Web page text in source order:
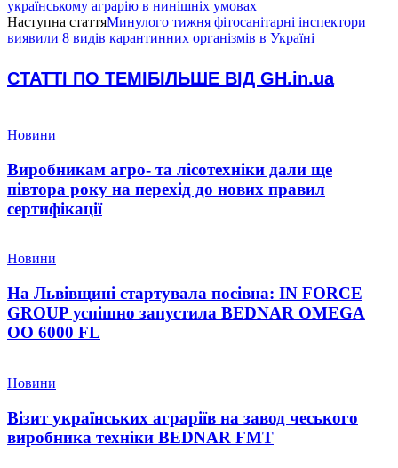
українському аграрію в нинішніх умовах
Наступна статтяМинулого тижня фітосанітарні інспектори
виявили 8 видів карантинних організмів в Україні
СТАТТІ ПО ТЕМІБІЛЬШЕ ВІД GH.in.ua
Новини
Виробникам агро- та лісотехніки дали ще
півтора року на перехід до нових правил
сертифікації
Новини
На Львівщині стартувала посівна: IN FORCE
GROUP успішно запустила BEDNAR OMEGA
OO 6000 FL
Новини
Візит українських аграріїв на завод чеського
виробника техніки BEDNAR FMT